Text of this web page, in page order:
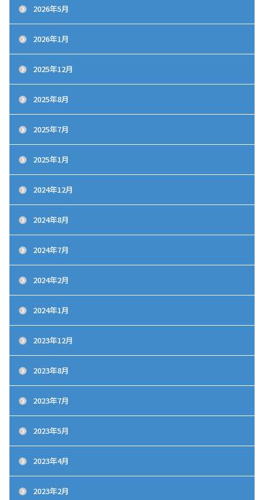
2026年5月
2026年1月
2025年12月
2025年8月
2025年7月
2025年1月
2024年12月
2024年8月
2024年7月
2024年2月
2024年1月
2023年12月
2023年8月
2023年7月
2023年5月
2023年4月
2023年2月